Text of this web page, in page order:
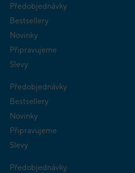
Předobjednávky
Bestsellery
Novinky
Připravujeme
Slevy
Předobjednávky
Bestsellery
Novinky
Připravujeme
Slevy
Předobjednávky